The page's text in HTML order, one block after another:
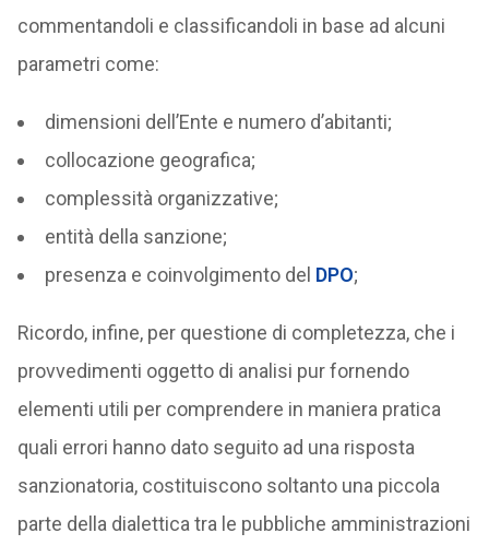
commentandoli e classificandoli in base ad alcuni
parametri come:
dimensioni dell’Ente e numero d’abitanti;
collocazione geografica;
complessità organizzative;
entità della sanzione;
presenza e coinvolgimento del DPO;
Ricordo, infine, per questione di completezza, che i
provvedimenti oggetto di analisi pur fornendo
elementi utili per comprendere in maniera pratica
quali errori hanno dato seguito ad una risposta
sanzionatoria, costituiscono soltanto una piccola
parte della dialettica tra le pubbliche amministrazioni